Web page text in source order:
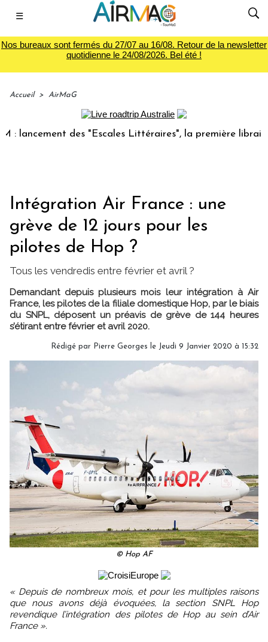
☰
Nos bureaux sont fermés du 27/07 au 16/08. Retour de la newsletter
quotidienne le 24/08/2026. Bel été !
Accueil > AirMaG
des "Escales Littéraires", la première librairie du
Intégration Air France : une
grève de 12 jours pour les
pilotes de Hop ?
Tous les vendredis entre février et avril ?
Demandant depuis plusieurs mois leur intégration à Air
France, les pilotes de la filiale domestique Hop, par le biais
du SNPL, déposent un préavis de grève de 144 heures
s’étirant entre février et avril 2020.
Rédigé par Pierre Georges le Jeudi 9 Janvier 2020 à 15:32
© Hop AF
« Depuis de nombreux mois, et pour les multiples raisons
que nous avons déjà évoquées, la section SNPL Hop
revendique l’intégration des pilotes de Hop au sein d’Air
France ».